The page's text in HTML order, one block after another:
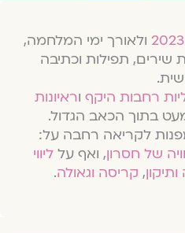
ולאורך ימי המלחמה,
שירים, תפילות וכתיבה
רחבות היקףוראיונות
בתוך הכאב הגדול.
לקריאה רחבה על:
של חסרון, ואף עלליווי
,קריסה וגאולה.